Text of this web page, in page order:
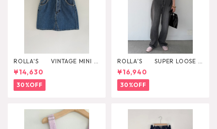
ROLLA'S VINTAGE MINI D
AZZLER
¥14,630
30%OFF
ROLLA’S SUPER LOOSE B
LACK STONE
¥16,940
30%OFF